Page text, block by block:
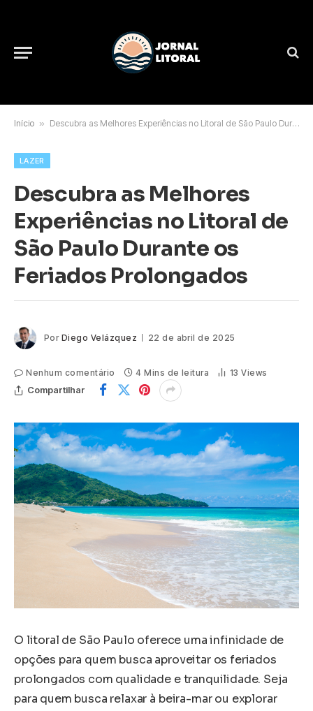
Início » Descubra as Melhores Experiências no Litoral de São Paulo Durante os Feriados Prolongados
LAZER
Descubra as Melhores
Experiências no Litoral de
São Paulo Durante os
Feriados Prolongados
Por Diego Velázquez 22 de abril de 2025
Nenhum comentário 4 Mins de leitura 13Views
Compartilhar
O litoral de São Paulo oferece uma infinidade de
opções para quem busca aproveitar os feriados
prolongados com qualidade e tranquilidade. Seja
para quem busca relaxar à beira-mar ou explorar